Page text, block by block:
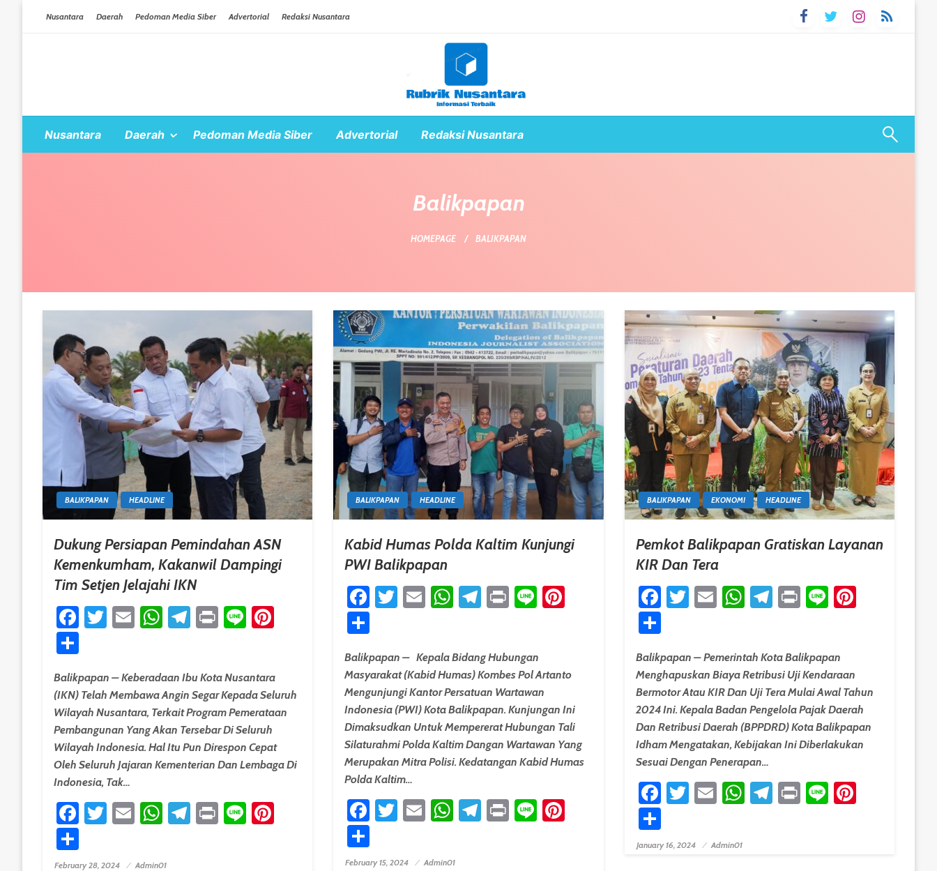
Nusantara Daerah Pedoman Media Siber Advertorial Redaksi Nusantara
Nusantara Daerah Pedoman Media Siber Advertorial Redaksi Nusantara
Balikpapan
HOMEPAGE BALIKPAPAN
BALIKPAPAN HEADLINE
Dukung Persiapan Pemindahan ASN
Kemenkumham, Kakanwil Dampingi
Tim Setjen Jelajahi IKN
Facebook
Twitter
EmailWhatsApp
Telegram
Print
Line Pinterest
Balikpapan – Keberadaan Ibu Kota Nusantara
(IKN) Telah Membawa Angin Segar Kepada Seluruh
Wilayah Nusantara, Terkait Program Pemerataan
Pembangunan Yang Akan Tersebar Di Seluruh
Wilayah Indonesia. Hal Itu Pun Direspon Cepat
Oleh Seluruh Jajaran Kementerian Dan Lembaga Di
Indonesia, Tak…
Facebook
Twitter
EmailWhatsApp
Telegram
Print
Line Pinterest
Posted On
February 28, 2024 Admin01
BALIKPAPAN HEADLINE
Kabid Humas Polda Kaltim Kunjungi
PWI Balikpapan
Facebook
Twitter
EmailWhatsApp
Telegram
Print
Line Pinterest
Balikpapan – Kepala Bidang Hubungan
Masyarakat (Kabid Humas) Kombes Pol Artanto
Mengunjungi Kantor Persatuan Wartawan
Indonesia (PWI) Kota Balikpapan. Kunjungan Ini
Dimaksudkan Untuk Mempererat Hubungan Tali
Silaturahmi Polda Kaltim Dangan Wartawan Yang
Merupakan Mitra Polisi. Kedatangan Kabid Humas
Polda Kaltim…
Facebook
Twitter
EmailWhatsApp
Telegram
Print
Line Pinterest
Posted On
February 15, 2024 Admin01
BALIKPAPAN EKONOMI HEADLINE
Pemkot Balikpapan Gratiskan Layanan
KIR Dan Tera
Facebook
Twitter
EmailWhatsApp
Telegram
Print
Line
Share
Balikpapan – Pemerintah Kota Balikpapan
Menghapuskan Biaya Retribusi Uji Kendaraan
Bermotor Atau KIR Dan Uji Tera Mulai Awal Tahun
2024 Ini. Kepala Badan Pengelola Pajak Daerah
Dan Retribusi Daerah (BPPDRD) Kota Balikpapan
Idham Mengatakan, Kebijakan Ini Diberlakukan
Sesuai Dengan Penerapan…
Facebook
Twitter
EmailWhatsApp
Telegram
Print
Line
Share
Posted On
January 16, 2024 Admin01